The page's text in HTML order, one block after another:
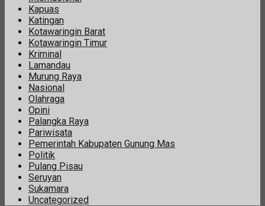
Kapuas
Katingan
Kotawaringin Barat
Kotawaringin Timur
Kriminal
Lamandau
Murung Raya
Nasional
Olahraga
Opini
Palangka Raya
Pariwisata
Pemerintah Kabupaten Gunung Mas
Politik
Pulang Pisau
Seruyan
Sukamara
Uncategorized